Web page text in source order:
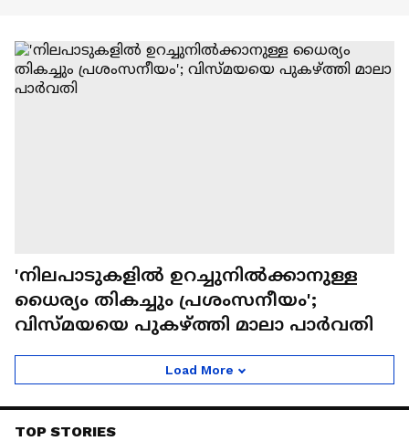
'നിലപാടുകളില്‍ ഉറച്ചുനില്‍ക്കാനുള്ള
ധൈര്യം തികച്ചും പ്രശംസനീയം';
വിസ്മയയെ പുകഴ്ത്തി മാലാ പാർവതി
Load More
TOP STORIES